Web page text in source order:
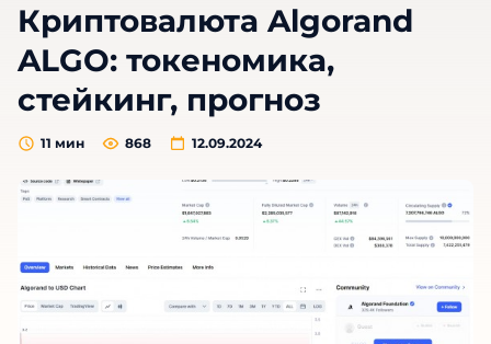
Криптовалюта Algorand
ALGO: токеномика,
стейкинг, прогноз
12.09.2024
11 мин 868